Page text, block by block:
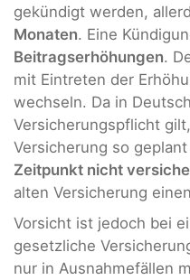
gekündigt werden,
Monaten. Eine
Beitragserhöhungen.
mit Eintreten der
wechseln. Da in
Versicherungspflicht
Versicherung so
Zeitpunkt nicht
alten Versicherung
Vorsicht ist jedoch bei
gesetzliche
nur in Ausnahmefällen